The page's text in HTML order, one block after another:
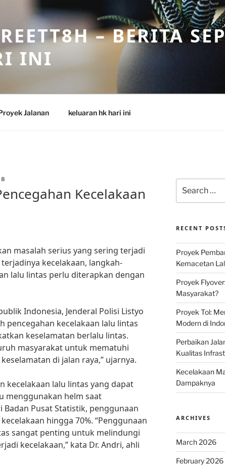
– BERITA
INI
Jalanan keluaran hk hari ini
Kecelakaan
masalah serius yang sering terjadi
kecelakaan, langkah-
lalu lintas perlu diterapkan dengan
Indonesia, Jenderal Polisi Listyo
pencegahan kecelakaan lalu lintas
keselamatan berlalu lintas.
masyarakat untuk mematuhi
di jalan raya,” ujarnya.
kecelakaan lalu lintas yang dapat
menggunakan helm saat
Pusat Statistik, penggunaan
hingga 70%. “Penggunaan
sangat penting untuk melindungi
kecelakaan,” kata Dr. Andri, ahli
for:
RECENT
Proyek
Kemacetan
Proyek
Masyarakat?
Proyek Tol:
Modern di
Perbaikan
Kualitas
Kecelakaan
Dampaknya
ARCHIVES
March 2026
February 2026